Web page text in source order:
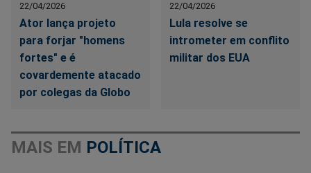
22/04/2026
Ator lança projeto
para forjar "homens
fortes" e é
covardemente atacado
por colegas da Globo
22/04/2026
Lula resolve se
intrometer em conflito
militar dos EUA
MAIS EM POLÍTICA